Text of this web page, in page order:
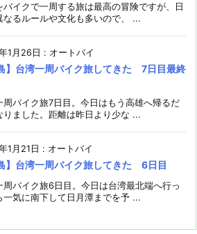
バイクで一周する旅は最高の冒険ですが、日
なるルールや文化も多いので、 ...
1月26日 : オートバイ
】台湾一周バイク旅してきた 7日目最終
周バイク旅7日目。今日はもう高雄へ帰るだ
りました。距離は昨日より少な ...
1月21日 : オートバイ
】台湾一周バイク旅してきた 6日目
周バイク旅6日目。今日は台湾最北端へ行っ
一気に南下して日月潭までを予 ...